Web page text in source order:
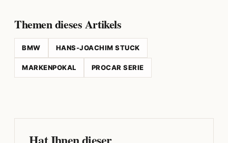
Themen dieses Artikels
BMW HANS-JOACHIM STUCK
MARKENPOKAL PROCAR SERIE